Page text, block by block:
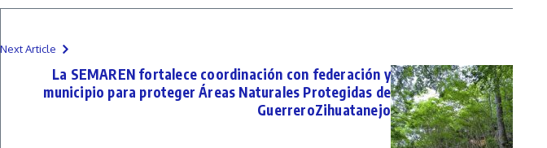
Next Article
La SEMAREN fortalece coordinación con federación y
municipio para proteger Áreas Naturales Protegidas de
GuerreroZihuatanejo